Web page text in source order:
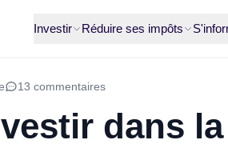
Investir Réduire ses impôts
13 commentaires
dans